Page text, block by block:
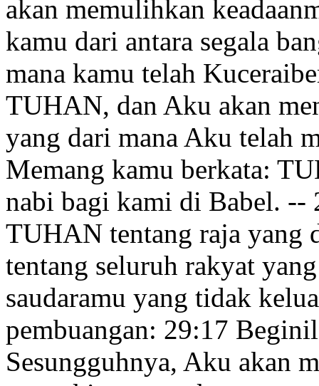
akan memulihkan
kamu dari antara segala
mana kamu telah
TUHAN, dan Aku akan
yang dari mana Aku telah
Memang kamu berkata:
nabi bagi kami di Babel. --
TUHAN tentang raja yang
tentang seluruh rakyat
saudaramu yang tidak
pembuangan: 29:17
Sesungguhnya, Aku akan